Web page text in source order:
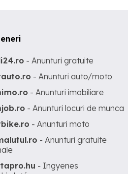
- Anunturi gratuite
- Anunturi auto/moto
- Anunturi imobiliare
- Anunturi locuri de munca
- Anunturi moto
- Anunturi gratuite
- Ingyenes